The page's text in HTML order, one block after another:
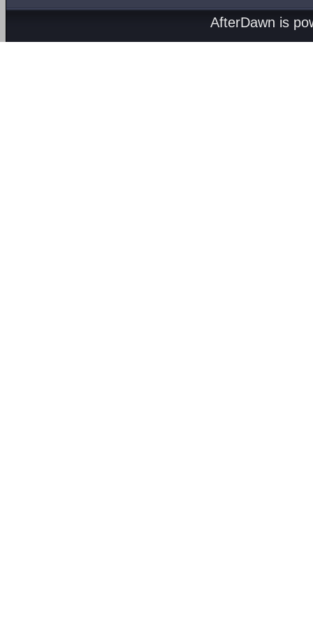
AfterDawn is